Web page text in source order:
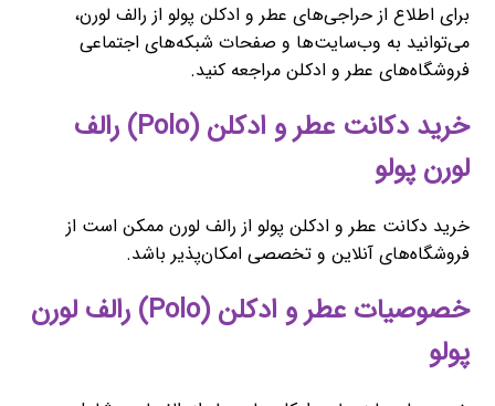
برای اطلاع از حراجی‌های عطر و ادکلن پولو از رالف لورن،
می‌توانید به وب‌سایت‌ها و صفحات شبکه‌های اجتماعی
فروشگاه‌های عطر و ادکلن مراجعه کنید.
خرید دکانت عطر و ادکلن (Polo) رالف
لورن پولو
خرید دکانت عطر و ادکلن پولو از رالف لورن ممکن است از
فروشگاه‌های آنلاین و تخصصی امکان‌پذیر باشد.
خصوصیات عطر و ادکلن (Polo) رالف لورن
پولو